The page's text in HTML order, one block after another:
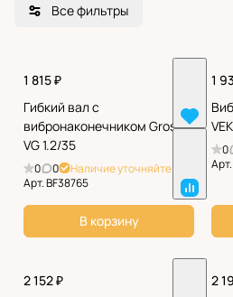
Все фильтры
1 815 ₽
Гибкий вал с
вибронаконечником Grost
VG 1.2/35
0 0
Наличие уточняйте
Арт.BF38765
В корзину
1
0
Арт.
2 152 ₽
2